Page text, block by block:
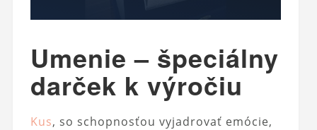
Umenie – špeciálny
darček k výročiu
Kus, so schopnosťou vyjadrovať emócie,